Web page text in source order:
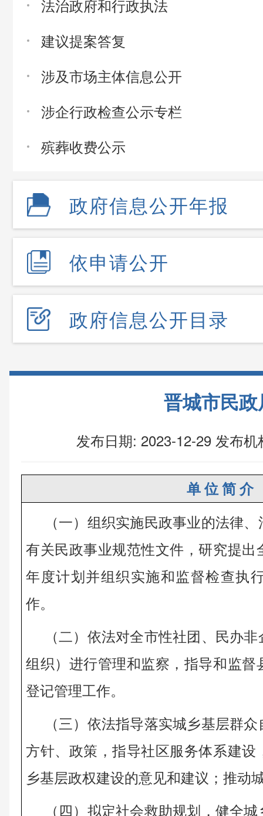
法治政府和行政执法
建议提案答复
涉及市场主体信息公开
涉企行政检查公示专栏
殡葬收费公示
政府信息公开年报
依申请公开
政府信息公开目录
晋城市民政
发布日期: 2023-12-29 发布机
单 位 简 介
（一）组织实施民政事业的法律
有关民政事业规范性文件，研究提出
年度计划并组织实施和监督检查执
作。
（二）依法对全市性社团、民办
组织）进行管理和监察，指导和监督
登记管理工作。
（三）依法指导落实城乡基层群
方针、政策，指导社区服务体系建设
乡基层政权建设的意见和建议；推动
（四）拟定社会救助规划，健全